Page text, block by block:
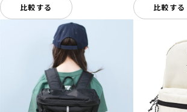
比較する 比較する